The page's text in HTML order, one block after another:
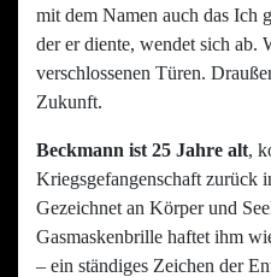
mit dem Namen auch das Ich
der er diente, wendet sich ab.
verschlossenen Türen.
Zukunft.
Beckmann ist 25 Jahre alt,
Kriegsgefangenschaft zurück
Gezeichnet an Körper und
Gasmaskenbrille haftet ihm
– ein ständiges Zeichen der